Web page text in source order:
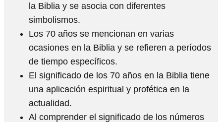
la Biblia y se asocia con diferentes
simbolismos.
Los 70 años se mencionan en varias
ocasiones en la Biblia y se refieren a períodos
de tiempo específicos.
El significado de los 70 años en la Biblia tiene
una aplicación espiritual y profética en la
actualidad.
Al comprender el significado de los números